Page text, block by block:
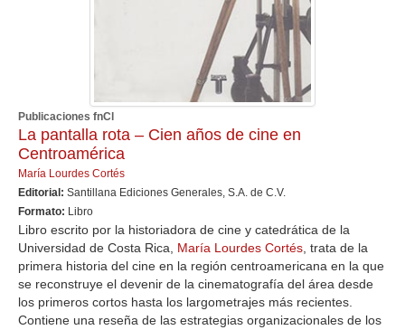
Publicaciones fnCl
La pantalla rota – Cien años de cine en
Centroamérica
María Lourdes Cortés
Editorial: Santillana Ediciones Generales, S.A. de C.V.
Formato: Libro
Libro escrito por la historiadora de cine y catedrática de la
Universidad de Costa Rica, María Lourdes Cortés, trata de la
primera historia del cine en la región centroamericana en la que
se reconstruye el devenir de la cinematografía del área desde
los primeros cortos hasta los largometrajes más recientes.
Contiene una reseña de las estrategias organizacionales de los